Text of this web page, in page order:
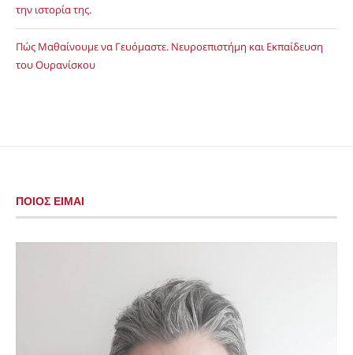
την ιστορία της.
Πώς Μαθαίνουμε να Γευόμαστε. Νευροεπιστήμη και Εκπαίδευση
του Ουρανίσκου
ΠΟΙΟΣ ΕΙΜΑΙ